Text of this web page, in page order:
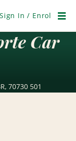
Sign In / Enrol
Car
70730 501